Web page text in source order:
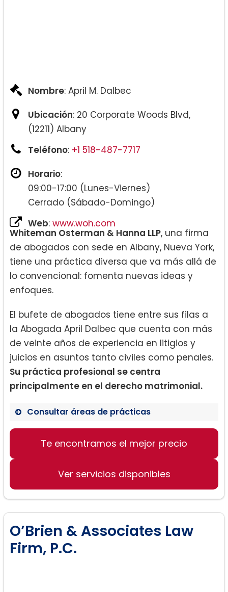
Nombre: April M. Dalbec
Ubicación: 20 Corporate Woods Blvd,
(12211) Albany
Teléfono: +1 518-487-7717
Horario:
09:00-17:00 (Lunes-Viernes)
Cerrado (Sábado-Domingo)
Web: www.woh.com
Whiteman Osterman & Hanna LLP, una firma
de abogados con sede en Albany, Nueva York,
tiene una práctica diversa que va más allá de
lo convencional: fomenta nuevas ideas y
enfoques.
El bufete de abogados tiene entre sus filas a
la Abogada April Dalbec que cuenta con más
de veinte años de experiencia en litigios y
juicios en asuntos tanto civiles como penales.
Su práctica profesional se centra
principalmente en el derecho matrimonial.
Consultar áreas de prácticas
Divorcio
Te encontramos el mejor precio
Ver servicios disponibles
O’Brien & Associates Law
Firm, P.C.